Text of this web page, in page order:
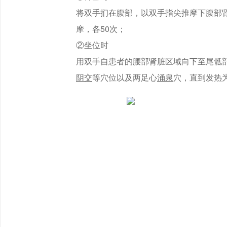
将双手扪在腹部，以双手指尖推摩下腹部
摩，各50次；
②坐位时
用双手自患者的腰部肾脏区域向下至尾骶
阴交等穴位以及两足心涌泉穴，直到发热